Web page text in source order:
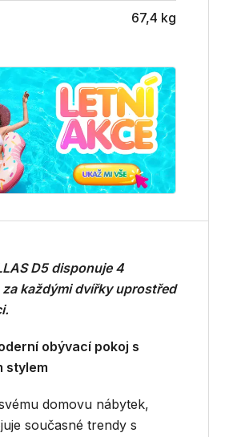
67,4 kg
D5 disponuje 4
za každými dvířky uprostřed
obývací pokoj s
stylem
domovu nábytek,
současné trendy s